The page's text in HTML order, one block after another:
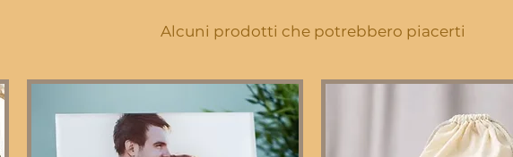
Alcuni prodotti che potrebbero piacerti